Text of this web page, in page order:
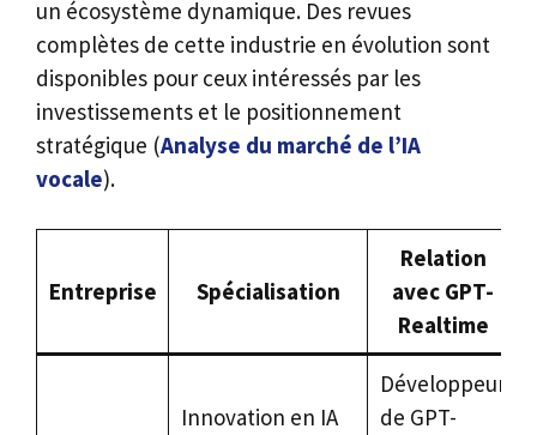
un écosystème dynamique. Des revues
complètes de cette industrie en évolution sont
disponibles pour ceux intéressés par les
investissements et le positionnement
stratégique (Analyse du marché de l’IA
vocale).
Entreprise Spécialisation
Relation
avec GPT-
Realtime
Innovation en IA
Développeur
de GPT-